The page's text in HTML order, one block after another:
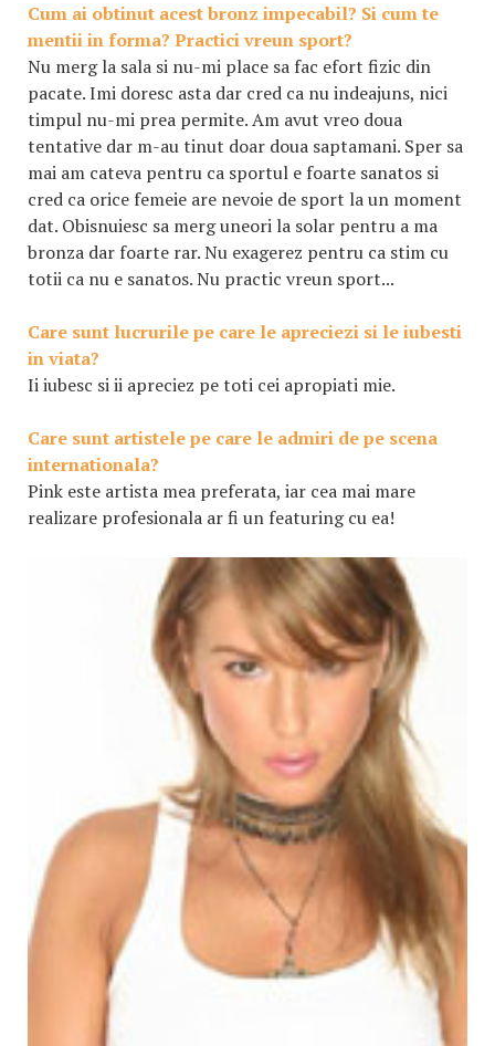
Cum ai obtinut acest bronz impecabil? Si cum te
mentii in forma? Practici vreun sport?
Nu merg la sala si nu-mi place sa fac efort fizic din
pacate. Imi doresc asta dar cred ca nu indeajuns, nici
timpul nu-mi prea permite. Am avut vreo doua
tentative dar m-au tinut doar doua saptamani. Sper sa
mai am cateva pentru ca sportul e foarte sanatos si
cred ca orice femeie are nevoie de sport la un moment
dat. Obisnuiesc sa merg uneori la solar pentru a ma
bronza dar foarte rar. Nu exagerez pentru ca stim cu
totii ca nu e sanatos. Nu practic vreun sport...
Care sunt lucrurile pe care le apreciezi si le iubesti
in viata?
Ii iubesc si ii apreciez pe toti cei apropiati mie.
Care sunt artistele pe care le admiri de pe scena
internationala?
Pink este artista mea preferata, iar cea mai mare
realizare profesionala ar fi un featuring cu ea!